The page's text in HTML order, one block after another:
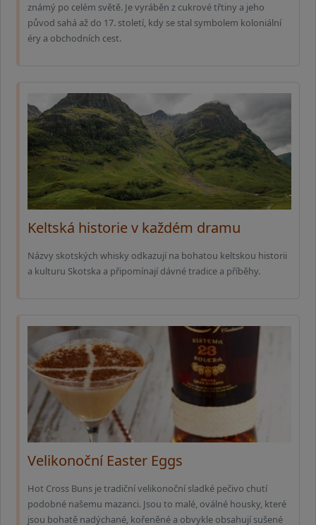
známý po celém světě. Je vyráběn z cukrové třtiny a jeho
původ sahá až do 17. století, kdy se stal symbolem koloniální
éry a obchodních cest.
Keltská historie v každém dramu
Názvy skotských whisky odkazují na bohatou keltskou historii
a kulturu Skotska a připomínají dávné tradice a příběhy.
Velikonoční Easter Eggs
Hot Cross Buns je tradiční velikonoční sladké pečivo chutí
podobné našemu mazanci. Jsou to malé, oválné housky, které
jsou bohatě nadýchané, kořeněné a obvykle obsahují sušené